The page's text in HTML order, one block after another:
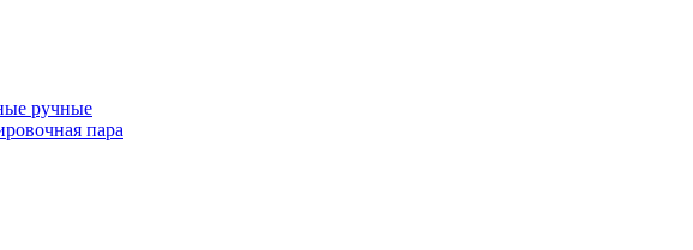
ручные
пара